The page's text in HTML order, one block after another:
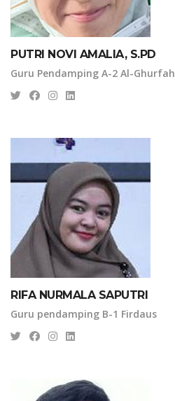
PUTRI NOVI AMALIA, S.PD
Guru Pendamping A-2 Al-Ghurfah
RIFA NURMALA SAPUTRI
Guru pendamping B-1 Firdaus